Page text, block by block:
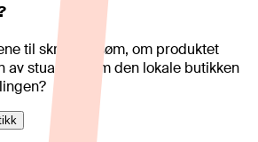
til skreddersøm, om produktet
av stua eller om den lokale butikken